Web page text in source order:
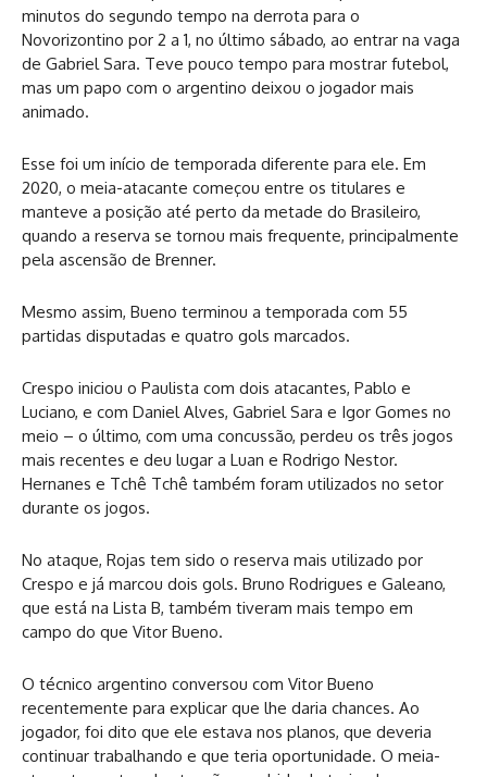
minutos do segundo tempo na derrota para o
Novorizontino por 2 a 1, no último sábado, ao entrar na vaga
de Gabriel Sara. Teve pouco tempo para mostrar futebol,
mas um papo com o argentino deixou o jogador mais
animado.
Esse foi um início de temporada diferente para ele. Em
2020, o meia-atacante começou entre os titulares e
manteve a posição até perto da metade do Brasileiro,
quando a reserva se tornou mais frequente, principalmente
pela ascensão de Brenner.
Mesmo assim, Bueno terminou a temporada com 55
partidas disputadas e quatro gols marcados.
Crespo iniciou o Paulista com dois atacantes, Pablo e
Luciano, e com Daniel Alves, Gabriel Sara e Igor Gomes no
meio – o último, com uma concussão, perdeu os três jogos
mais recentes e deu lugar a Luan e Rodrigo Nestor.
Hernanes e Tchê Tchê também foram utilizados no setor
durante os jogos.
No ataque, Rojas tem sido o reserva mais utilizado por
Crespo e já marcou dois gols. Bruno Rodrigues e Galeano,
que está na Lista B, também tiveram mais tempo em
campo do que Vitor Bueno.
O técnico argentino conversou com Vitor Bueno
recentemente para explicar que lhe daria chances. Ao
jogador, foi dito que ele estava nos planos, que deveria
continuar trabalhando e que teria oportunidade. O meia-